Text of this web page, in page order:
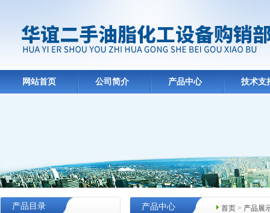
网站首页 公司简介 产品中心 技术支
产品目录 首页 > 产品展
产品中心